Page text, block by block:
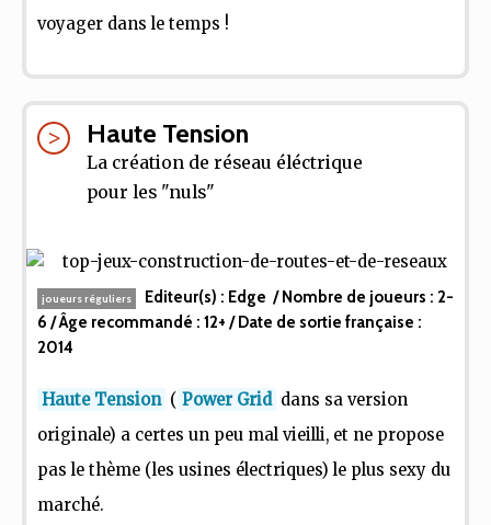
voyager dans le temps !
Haute Tension
La création de réseau éléctrique
pour les "nuls"
joueurs réguliers Editeur(s) : Edge / Nombre de joueurs : 2-
6 / Âge recommandé : 12+ / Date de sortie française :
2014
Haute Tension ( Power Grid dans sa version
originale) a certes un peu mal vieilli, et ne propose
pas le thème (les usines électriques) le plus sexy du
marché.